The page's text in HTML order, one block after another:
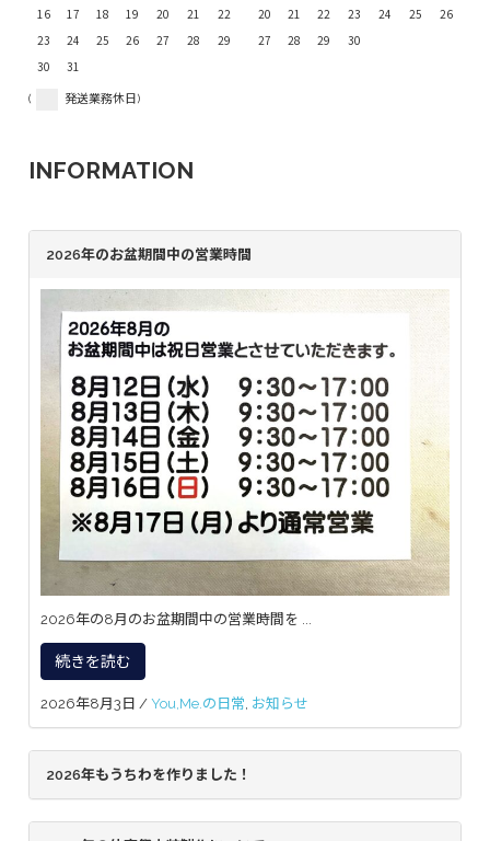
16
17 18 19 20 21
22
23
24 25 26 27 28
29
30
31
20
21 22 23 24 25
26
27
28 29 30
( 発送業務休日)
INFORMATION
2026年のお盆期間中の営業時間
2026年の8月のお盆期間中の営業時間を ...
続きを読む
2026年8月3日 / You,Me.の日常, お知らせ
2026年もうちわを作りました！